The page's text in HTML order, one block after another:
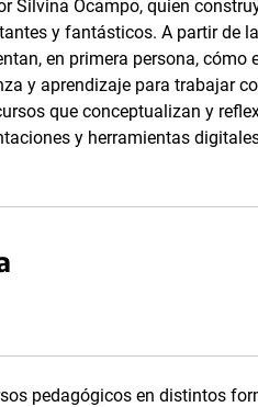
Silvina Ocampo, quien
y fantásticos. A partir de
en primera persona, cómo
y aprendizaje para trabajar
que conceptualizan y
y herramientas
pedagógicos en distintos